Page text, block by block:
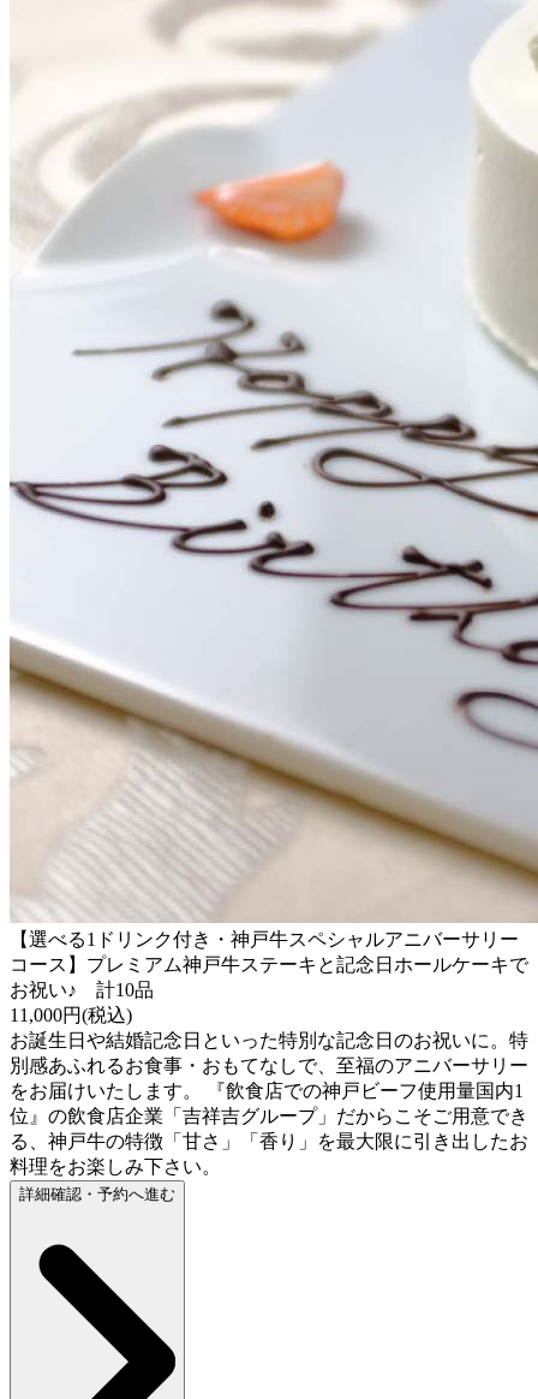
【選べる1ドリンク付き・神戸牛スペシャルアニバーサリー
コース】プレミアム神戸牛ステーキと記念日ホールケーキで
お祝い♪ 計10品
11,000円(税込)
お誕生日や結婚記念日といった特別な記念日のお祝いに。特
別感あふれるお食事・おもてなしで、至福のアニバーサリー
をお届けいたします。 『飲食店での神戸ビーフ使用量国内1
位』の飲食店企業「吉祥吉グループ」だからこそご用意でき
る、神戸牛の特徴「甘さ」「香り」を最大限に引き出したお
料理をお楽しみ下さい。
詳細確認・予約へ進む